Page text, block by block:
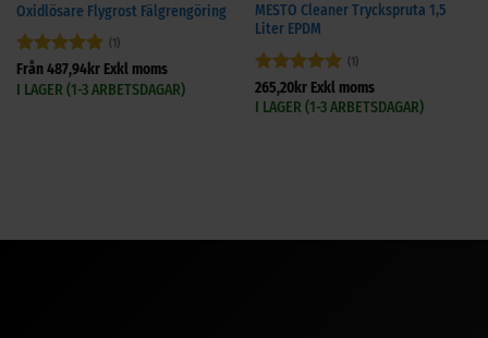
Oxidlösare Flygrost Fälgrengöring
Betygsatt5
av 5
(1)
Från487,94krExkl moms
I LAGER (1-3 ARBETSDAGAR)
MESTO Cleaner Tryckspruta 1,5
Liter EPDM
Betygsatt5
av 5
(1)
265,20krExkl moms
I LAGER (1-3 ARBETSDAGAR)